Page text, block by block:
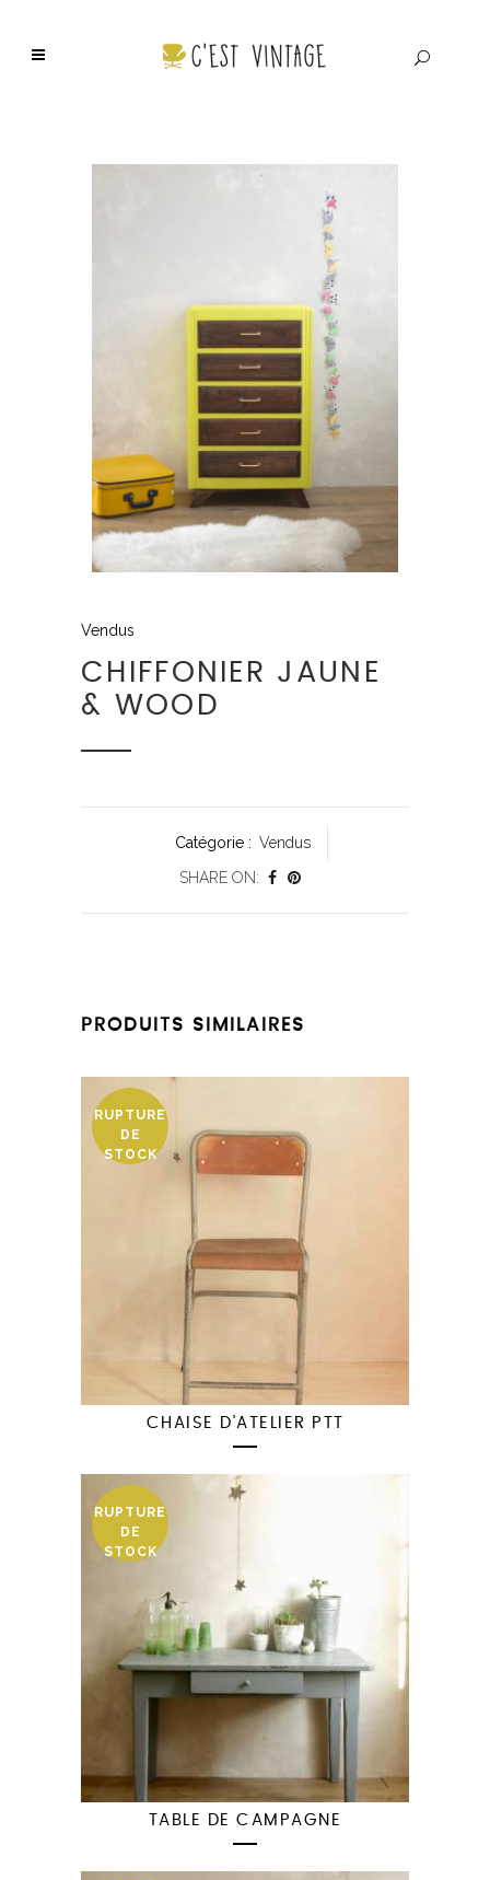
Vendus
CHIFFONIER JAUNE
& WOOD
Catégorie : Vendus
SHARE ON:
PRODUITS SIMILAIRES
RUPTURE
DE
STOCK
CHAISE D’ATELIER PTT
RUPTURE
DE
STOCK
TABLE DE CAMPAGNE